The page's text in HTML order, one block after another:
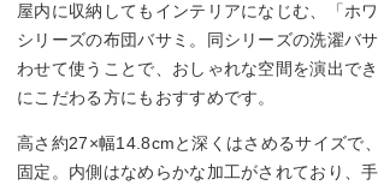
屋内に収納してもインテリアになじむ、「ホ
シリーズの布団バサミ。同シリーズの洗濯バ
わせて使うことで、おしゃれな空間を演出で
にこだわる方にもおすすめです。
高さ約27×幅14.8cmと深くはさめるサイズで
固定。内側はなめらかな加工がされており、